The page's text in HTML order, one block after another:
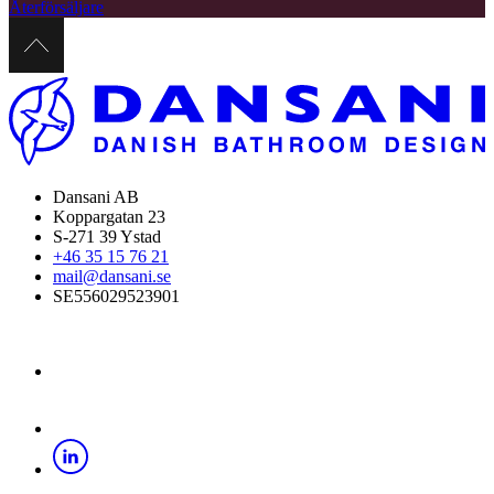
Återförsäljare
Dansani AB
Koppargatan 23
S-271 39 Ystad
+46 35 15 76 21
mail@dansani.se
SE556029523901